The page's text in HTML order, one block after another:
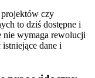
projektów czy
to dziś dostępne i
nie wymaga rewolucji
dane i